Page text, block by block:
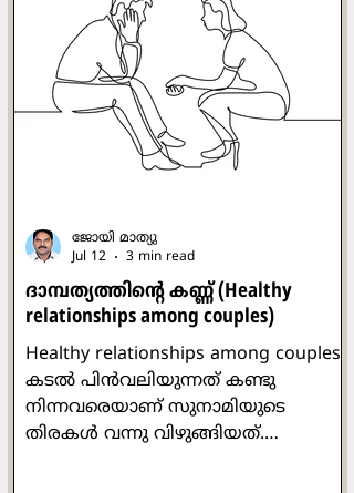
നീങ്ങുകയാണെന്നു തോന്നിയ
അദ്ദേഹം തന്‍റെ അരികിലിരുന്ന
സാവോപോളോയിലെ കാര്‍ഡിനല്‍
ക്ലൗഡിയോ ഹ്യൂമിസിനെ ഉറ്റുനോക്കി.
സാരമില്ലെന്ന് ഒരു ശരീരഭാഷയിലൂടെ
കാര്‍ഡിനല്‍ ഹ്യൂമിസ് സമാധാനിപ്പിച്ചു.
മൂന്നില്‍ രണ്ട് ഭൂരിപ
ദാമ്പത്യത്തിന്‍റെ കണ്ണ് (Healthy
relationships ​among couples)
Healthy relationships ​among couples
കടല്‍ പിന്‍വലിയുന്നത് കണ്ടു
നിന്നവരെയാണ് സുനാമിയുടെ
തിരകള്‍ വന്നു വിഴുങ്ങിയത്.
ജോയി മാത്യു
Jul 12
3 min read